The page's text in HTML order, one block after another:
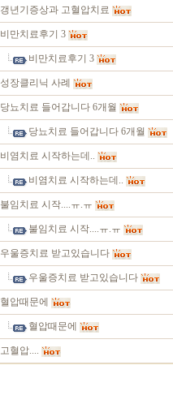
갱년기증상과 고혈압치료
비만치료후기 3
비만치료후기 3
성장클리닉 사례
당뇨치료 들어갑니다 6개월
당뇨치료 들어갑니다 6개월
비염치료 시작하는데..
비염치료 시작하는데..
불임치료 시작....ㅠ.ㅠ
불임치료 시작....ㅠ.ㅠ
우울증치료 받고있습니다
우울증치료 받고있습니다
혈압때문에
혈압때문에
고혈압....